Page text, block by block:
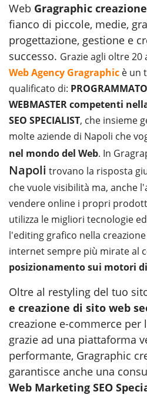
Web Gragraphic
fianco di piccole, medie,
progettazione, gestione e
successo. Grazie agli oltre 20
Web Agency Gragraphic è un
qualificato di:
WEBMASTER competenti
SEO SPECIALIST, che insieme
molte aziende di Napoli che
nel mondo del Web. In
Napoli trovano la risposta
che vuole visibilità ma, anche
vendere online i propri
utilizza le migliori tecnologie
l'editing grafico nella
internet sempre più mirate al
posizionamento sui motori
Oltre al restyling del tuo
e creazione di sito web
creazione e-commerce per
grazie ad una piattaforma
performante, Gragraphic
garantisce anche una
Web Marketing SEO